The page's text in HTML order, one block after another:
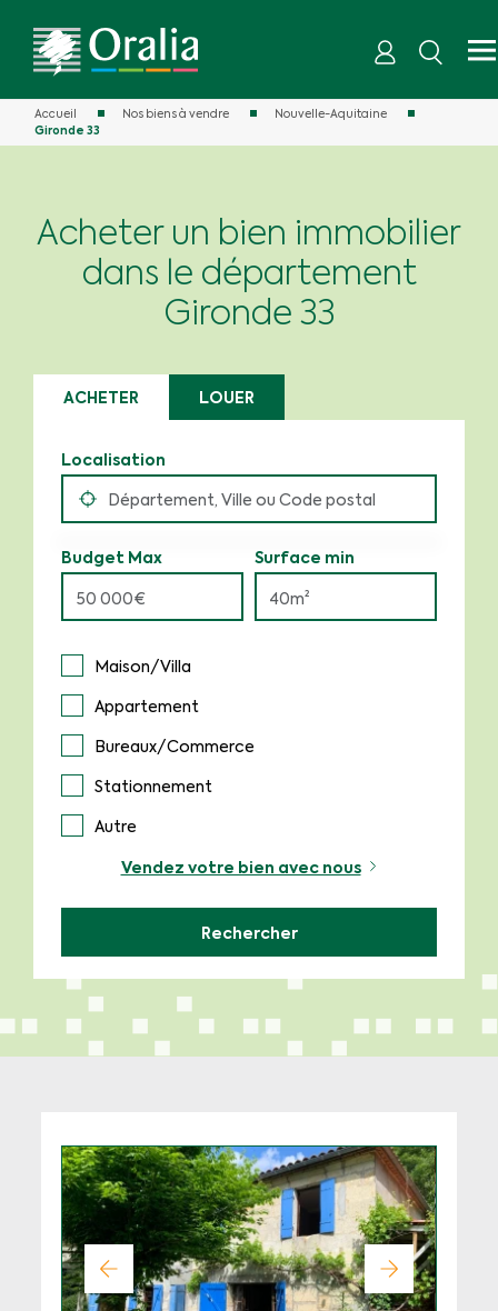
Accueil Nos biens à vendre
Nouvelle-Aquitaine
Gironde 33
Acheter un bien immobilier
dans le département
Gironde 33
ACHETER LOUER
Localisation
Budget Max Surface min
Maison/Villa
Appartement
Bureaux/Commerce
Stationnement
Autre
Vendez votre bien avec nous
Rechercher